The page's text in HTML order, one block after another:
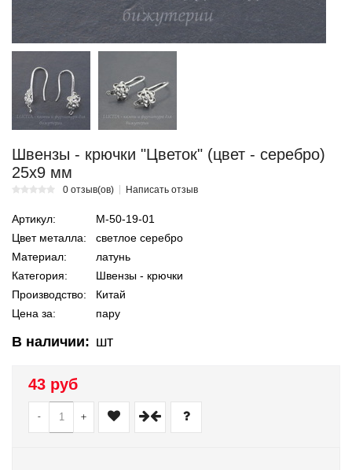
Швензы - крючки "Цветок" (цвет - серебро)
25х9 мм
0 отзыв(ов) Написать отзыв
Артикул:
М-50-19-01
Цвет металла:
светлое серебро
Материал:
латунь
Категория:
Швензы - крючки
Производство:
Китай
Цена за:
пару
В наличии: шт
43 руб
- +